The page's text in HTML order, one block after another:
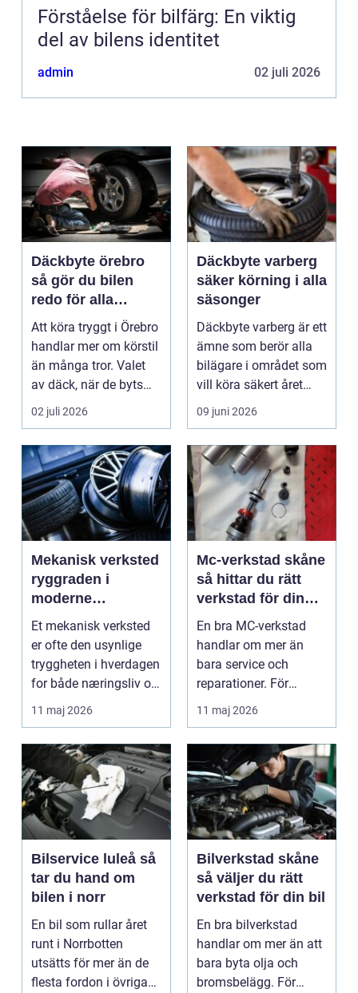
Förståelse för bilfärg: En viktig
del av bilens identitet
admin 02 juli 2026
Däckbyte örebro
så gör du bilen
redo för alla
årstider
Att köra tryggt i Örebro
handlar mer om körstil
än många tror. Valet
av däck, när de byts
och hur de...
02 juli 2026
Däckbyte varberg
säker körning i alla
säsonger
Däckbyte varberg är ett
ämne som berör alla
bilägare i området som
vill köra säkert året
om. När väd...
09 juni 2026
Mekanisk verksted
ryggraden i
moderne
maskinpark
Et mekanisk verksted
er ofte den usynlige
tryggheten i hverdagen
for både næringsliv og
privatperson...
11 maj 2026
Mc-verkstad skåne
så hittar du rätt
verkstad för din
motorcykel
En bra MC-verkstad
handlar om mer än
bara service och
reparationer. För
många förare i Skåne
är verk...
11 maj 2026
Bilservice luleå så
tar du hand om
bilen i norr
En bil som rullar året
runt i Norrbotten
utsätts för mer än de
flesta fordon i övriga
Bilverkstad skåne
så väljer du rätt
verkstad för din bil
En bra bilverkstad
handlar om mer än att
bara byta olja och
bromsbelägg. För